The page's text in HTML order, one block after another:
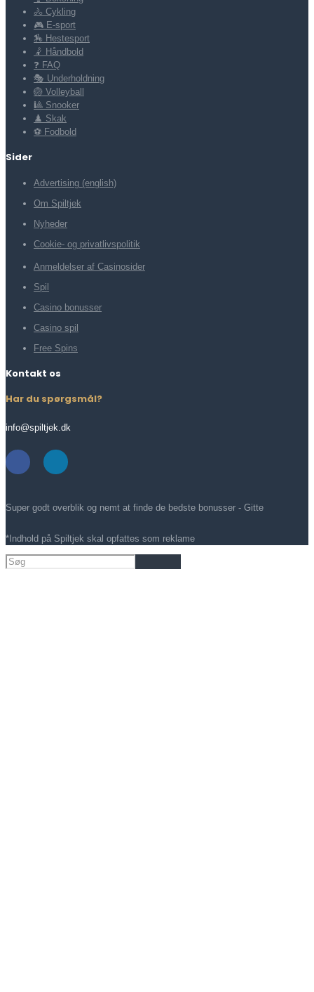
🚴 Cykling
🎮 E-sport
🏇 Hestesport
🤾 Håndbold
❓ FAQ
🎭 Underholdning
🏐 Volleyball
🎱 Snooker
♟️ Skak
⚽ Fodbold
Sider
Advertising (english)
Om Spiltjek
Nyheder
Cookie- og privatlivspolitik
Anmeldelser af Casinosider
Spil
Casino bonusser
Casino spil
Free Spins
Kontakt os
Har du spørgsmål?
info@spiltjek.dk
Super godt overblik og nemt at finde de bedste bonusser - Gitte
*Indhold på Spiltjek skal opfattes som reklame